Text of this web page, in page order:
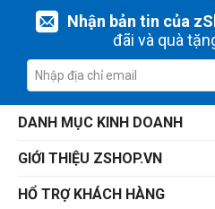
Nhận bản tin của
đãi và quà
DANH MỤC KINH DOANH
GIỚI THIỆU ZSHOP.VN
HỔ TRỢ KHÁCH HÀNG